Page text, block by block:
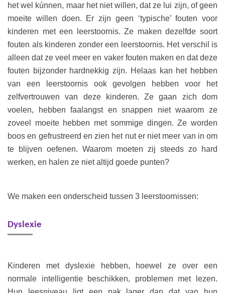
het wel kúnnen, maar het niet willen, dat ze lui zijn, of geen
moeite willen doen. Er zijn geen ‘typische’ fouten voor
kinderen met een leerstoornis. Ze maken dezelfde soort
fouten als kinderen zonder een leerstoornis. Het verschil is
alleen dat ze veel meer en vaker fouten maken en dat deze
fouten bijzonder hardnekkig zijn. Helaas kan het hebben
van een leerstoornis ook gevolgen hebben voor het
zelfvertrouwen van deze kinderen. Ze gaan zich dom
voelen, hebben faalangst en snappen niet waarom ze
zoveel moeite hebben met sommige dingen. Ze worden
boos en gefrustreerd en zien het nut er niet meer van in om
te blijven oefenen. Waarom moeten zij steeds zo hard
werken, en halen ze niet altijd goede punten?
We maken een onderscheid tussen 3 leerstoornissen:
Dyslexie
Kinderen met dyslexie hebben, hoewel ze over een
normale intelligentie beschikken, problemen met lezen.